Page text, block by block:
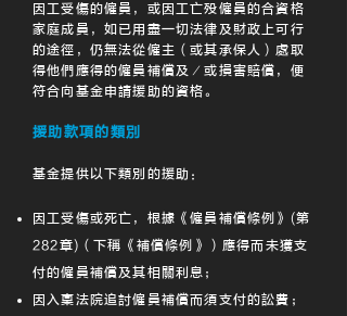
因工受傷的僱員，或因工亡殁僱員的合資格
家庭成員，如已用盡一切法律及財政上可行
的途徑，仍無法從僱主（或其承保人）處取
得他們應得的僱員補償及／或損害賠償，便
符合向基金申請援助的資格。
援助款項的類別
基金提供以下類別的援助：
因工受傷或死亡，根據《僱員補償條例》(第
282章)（下稱《補償條例》）應得而未獲支
付的僱員補償及其相關利息；
因入稟法院追討僱員補償而須支付的訟費；